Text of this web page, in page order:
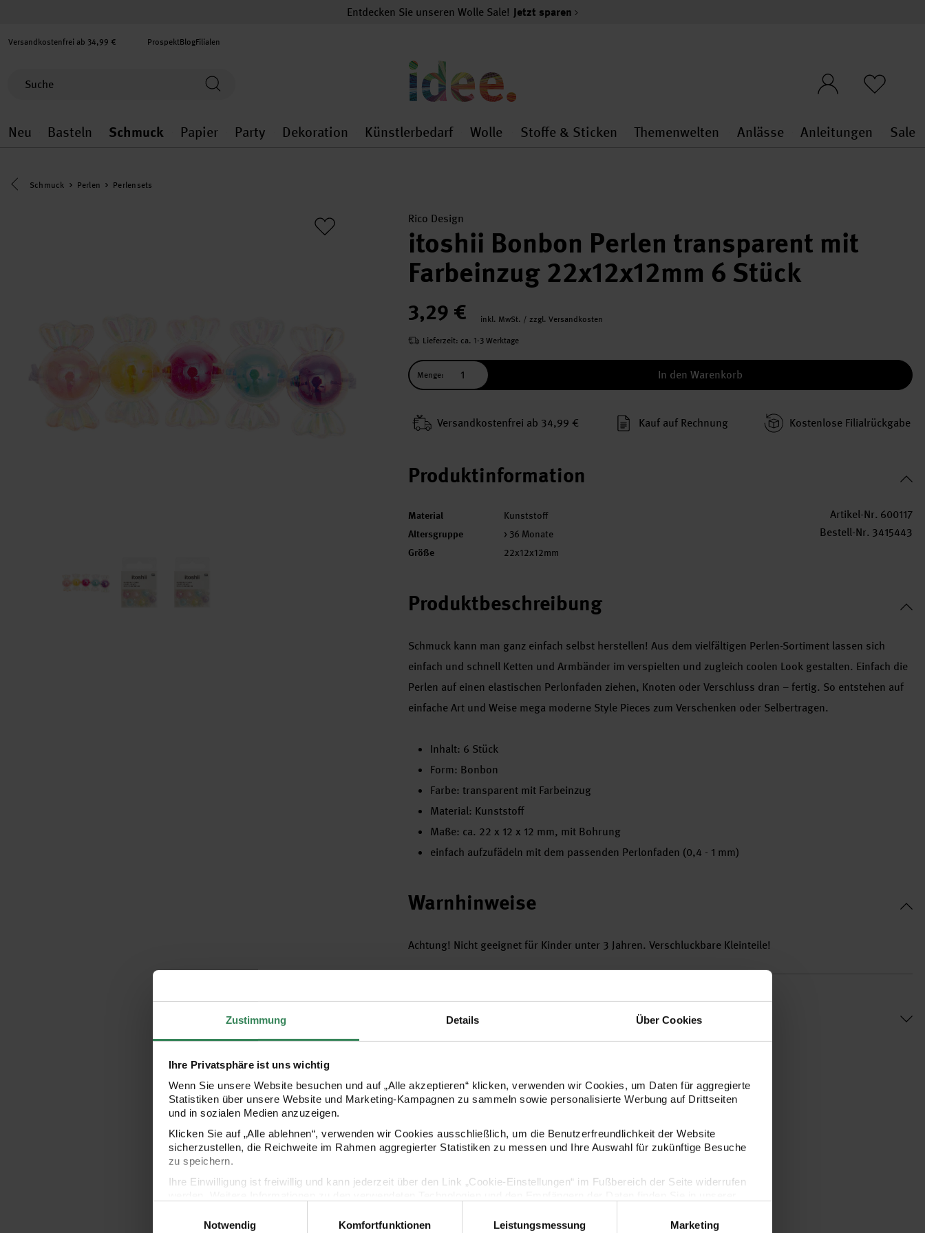
Zustimmung Details Über Cookies
Ihre Privatsphäre ist uns wichtig
Wenn Sie unsere Website besuchen und auf „Alle akzeptieren“ klicken, verwenden wir Cookies, um Daten für aggregierte
Statistiken über unsere Website und Marketing-Kampagnen zu sammeln sowie personalisierte Werbung auf Drittseiten
und in sozialen Medien anzuzeigen.
Klicken Sie auf „Alle ablehnen“, verwenden wir Cookies ausschließlich, um die Benutzerfreundlichkeit der Website
sicherzustellen, die Reichweite im Rahmen aggregierter Statistiken zu messen und Ihre Auswahl für zukünftige Besuche
zu speichern.
Ihre Einwilligung ist freiwillig und kann jederzeit über den Link „Cookie-Einstellungen“ im Fußbereich der Seite widerrufen
Notwendig
Komfortfunktionen Leistungsmessung Marketing
Entdecken Sie unseren Wolle Sale! Jetzt sparen
Versandkostenfrei ab 34,99 € ProspektBlogFilialen
Neu
Neu general.openMenu
Basteln
Basteln general.openMenu
Schmuck
Schmuck general.openMenu
Papier
Papier general.openMenu
Party
Party general.openMenu
Dekoration
Dekoration general.openMenu
Künstlerbedarf
Künstlerbedarf general.openMenu
Wolle
Wolle general.openMenu
Stoffe & Sticken
Stoffe & Sticken general.openMenu
Themenwelten
Themenwelten
Anlässe
Anlässe
Anleitungen Sale
Eine Kategorie zurück navigieren
Schmuck Perlen Perlensets
Rico Design
itoshii Bonbon Perlen transparent mit
Farbeinzug 22x12x12mm 6 Stück
3,29 €
inkl. MwSt. / zzgl. Versandkosten
Lieferzeit: ca. 1-3 Werktage
Menge: In den Warenkorb
Versand­kosten­frei ab 34,99 € Kauf auf Rechnung Kosten­lose Filial­rückgabe
Produktinformation
Material Kunststoff
Altersgruppe > 36 Monate
Größe 22x12x12mm
Artikel-Nr. 600117
Bestell-Nr. 3415443
Produktbeschreibung
Schmuck kann man ganz einfach selbst herstellen! Aus dem vielfältigen Perlen-Sortiment lassen sich
einfach und schnell Ketten und Armbänder im verspielten und zugleich coolen Look gestalten. Einfach die
Perlen auf einen elastischen Perlonfaden ziehen, Knoten oder Verschluss dran – fertig. So entstehen auf
einfache Art und Weise mega moderne Style Pieces zum Verschenken oder Selbertragen.
Inhalt: 6 Stück
Form: Bonbon
Farbe: transparent mit Farbeinzug
Material: Kunststoff
Maße: ca. 22 x 12 x 12 mm, mit Bohrung
einfach aufzufädeln mit dem passenden Perlonfaden (0,4 - 1 mm)
Warnhinweise
Achtung! Nicht geeignet für Kinder unter 3 Jahren. Verschluckbare Kleinteile!
Hersteller
Kaufempfehlung